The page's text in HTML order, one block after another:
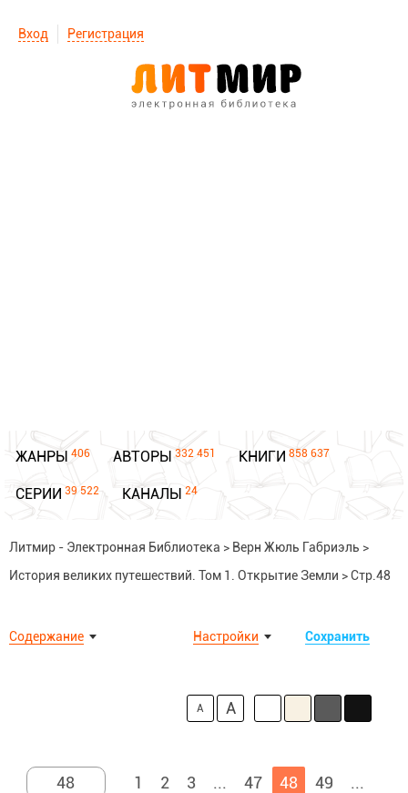
Вход Регистрация
ЖАНРЫ 406 АВТОРЫ 332 451 КНИГИ 858 637
СЕРИИ 39 522 КАНАЛЫ 24
Литмир - Электронная Библиотека > Верн Жюль Габриэль >
История великих путешествий. Том 1. Открытие Земли >Стр.48
Содержание Сохранить
Настройки
A A
1 2 3 ... 47 48 49
...